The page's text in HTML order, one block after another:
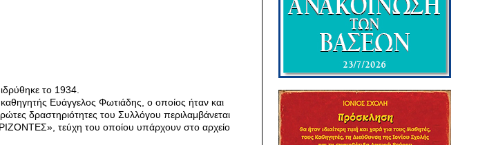
το 1934.
Ευάγγελος Φωτιάδης, ο οποίος ήταν και
δραστηριότητες του Συλλόγου περιλαμβάνεται
τεύχη του οποίου υπάρχουν στο αρχείο